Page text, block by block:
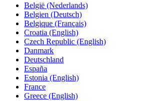
België (Nederlands)
Belgien (Deutsch)
Belgique (Français)
Croatia (English)
Czech Republic (English)
Danmark
Deutschland
España
Estonia (English)
France
Greece (English)